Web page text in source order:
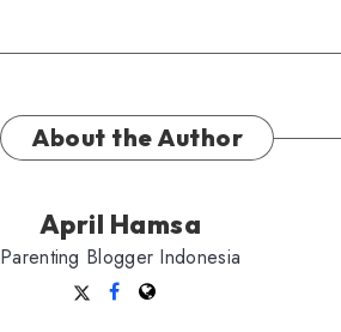
About the Author
April Hamsa
Parenting Blogger Indonesia
Follow
FollowWebsite